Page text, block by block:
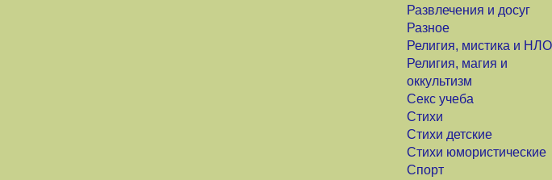
Развлечения и досуг
Разное
Религия, мистика и НЛО
Религия, магия и
оккультизм
Секс учеба
Стихи
Стихи детские
Стихи юмористические
Спорт